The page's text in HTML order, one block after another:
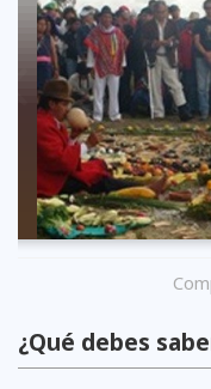
Previous
¿Qué debes